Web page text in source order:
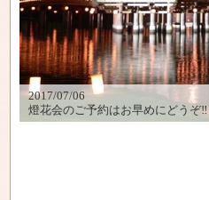
2017/07/06
燈花会のご予約はお早めにどうぞ‼︎